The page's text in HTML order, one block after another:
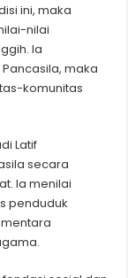
ini, maka
nilai
Ia
maka
komunitas
Latif
secara
Ia menilai
penduduk